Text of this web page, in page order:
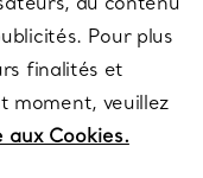
Pour plus
finalités et
moment, veuillez
Cookies.